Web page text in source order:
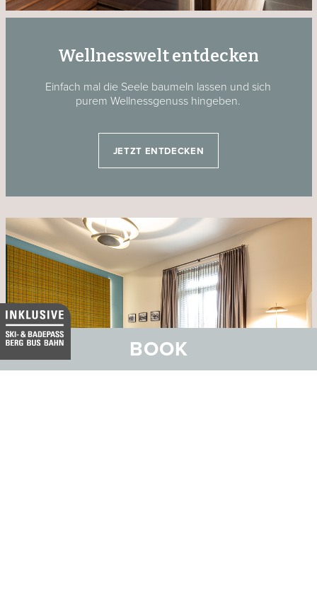
BOOK
Wellnesswelt entdecken
Einfach mal die Seele baumeln lassen und sich
purem Wellnessgenuss hingeben.
JETZT ENTDECKEN